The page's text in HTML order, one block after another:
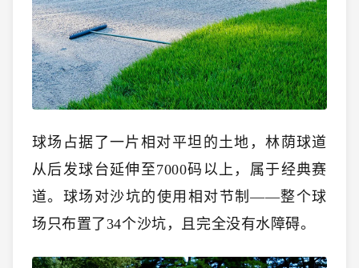
球场占据了一片相对平坦的土地，林荫球道
从后发球台延伸至7000码以上，属于经典赛
道。球场对沙坑的使用相对节制——整个球
场只布置了34个沙坑，且完全没有水障碍。